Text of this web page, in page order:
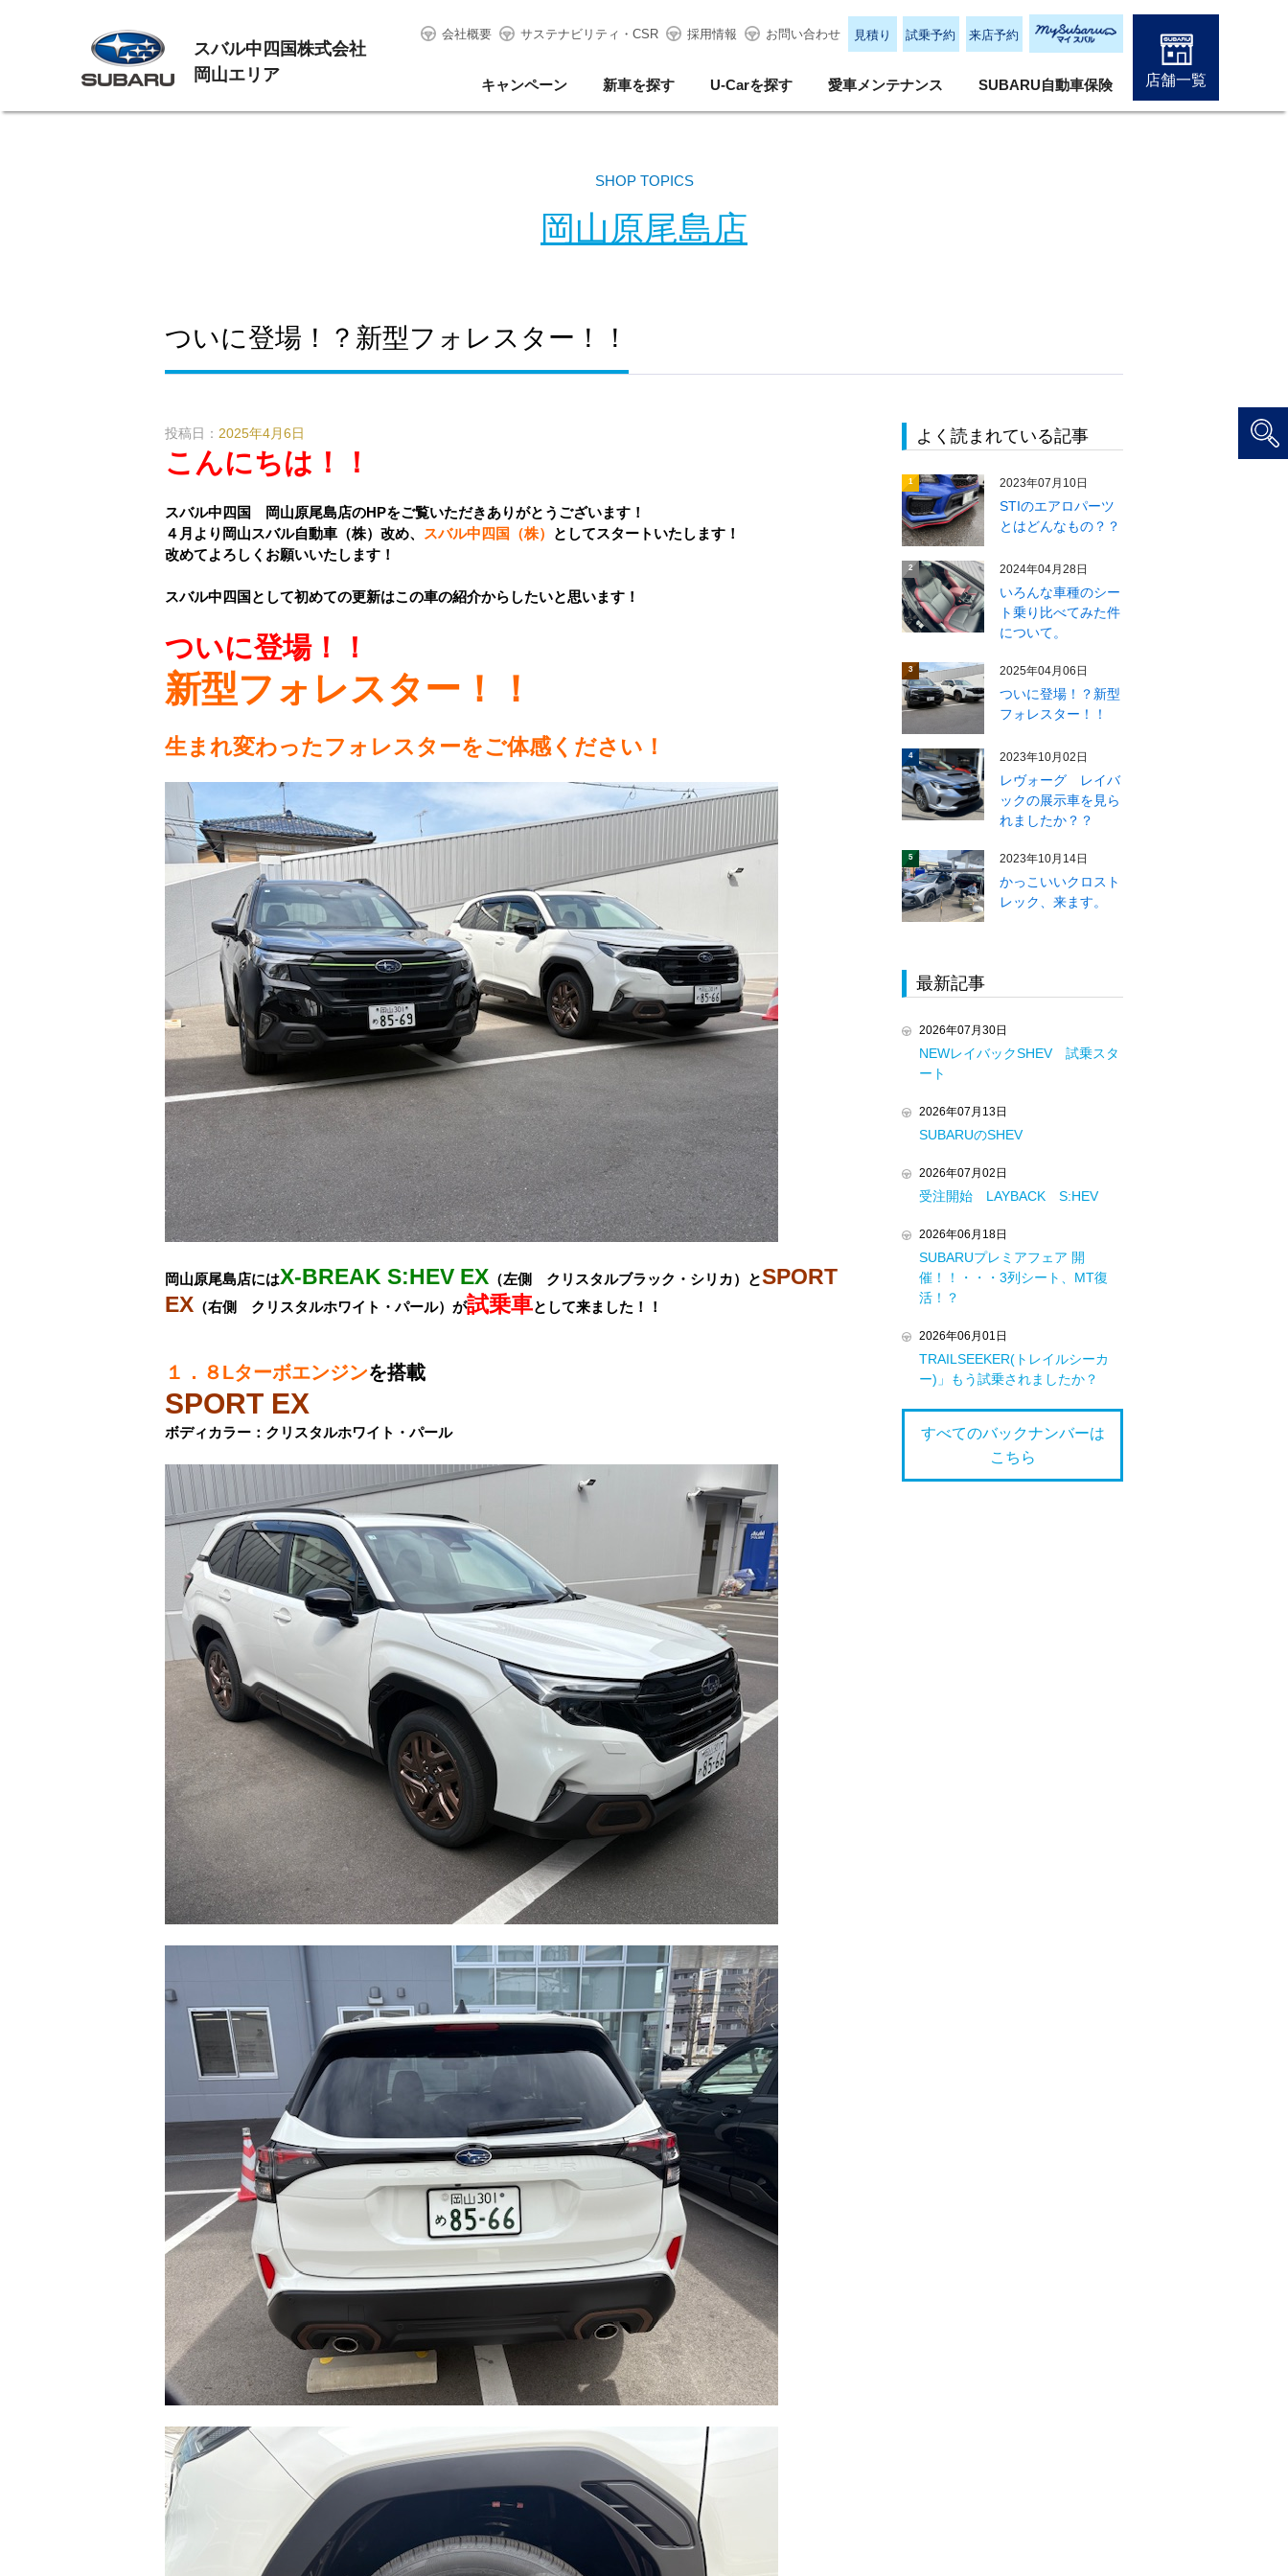
スバル中四国株式会社
岡山エリア
会社概要 サステナビリティ・CSR 採用情報 お問い合わせ 見積り 試乗予約 来店予約
キャンペーン 新車を探す U-Carを探す 愛車メンテナンス SUBARU自動車保険 店舗一覧
SHOP TOPICS
岡山原尾島店
ついに登場！？新型フォレスター！！
投稿日： 2025年4月6日
こんにちは！！
スバル中四国 岡山原尾島店のHPをご覧いただきありがとうございます！
４月より岡山スバル自動車（株）改め、
スバル中四国（株）
としてスタートいたします！
改めてよろしくお願いいたします！
スバル中四国として初めての更新はこの車の紹介からしたいと思います！
ついに登場！！
新型フォレスター！！
生まれ変わったフォレスターをご体感ください！
岡山原尾島店にはX-BREAK S:HEV EX （左側 クリスタルブラック・シリカ）とSPORT
EX （右側 クリスタルホワイト・パール）が試乗車として来ました！！
１．８Lターボエンジンを搭載
SPORT EX
ボディカラー：クリスタルホワイト・パール
よく読まれている記事
1 2023年07月10日
STIのエアロパーツ
とはどんなもの？？
2 2024年04月28日
いろんな車種のシー
ト乗り比べてみた件
について。
3 2025年04月06日
ついに登場！？新型
フォレスター！！
4 2023年10月02日
レヴォーグ レイバ
ックの展示車を見ら
れましたか？？
5 2023年10月14日
かっこいいクロスト
レック、来ます。
最新記事
2026年07月30日
NEWレイバックSHEV 試乗スタ
ート
2026年07月13日
SUBARUのSHEV
2026年07月02日
受注開始 LAYBACK S:HEV
2026年06月18日
SUBARUプレミアフェア 開
催！！・・・3列シート、MT復
活！？
2026年06月01日
TRAILSEEKER(トレイルシーカ
ー)」もう試乗されましたか？
すべてのバックナンバーは
こちら